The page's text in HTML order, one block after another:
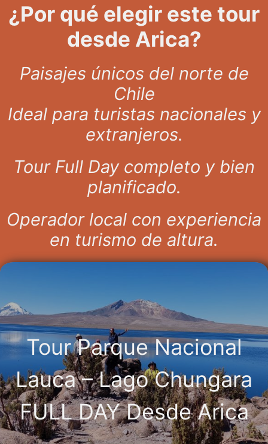
¿Por qué elegir este tour
desde Arica?
Paisajes únicos del norte de
Chile
Ideal para turistas nacionales y
extranjeros.
Tour Full Day completo y bien
planificado.
Operador local con experiencia
en turismo de altura.
Tour Parque Nacional
Lauca – Lago Chungara
FULL DAY Desde Arica